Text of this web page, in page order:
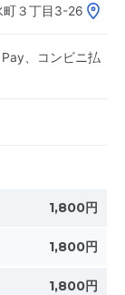
町３丁目3-26
、コンビニ払
1,800円
1,800円
1,800円